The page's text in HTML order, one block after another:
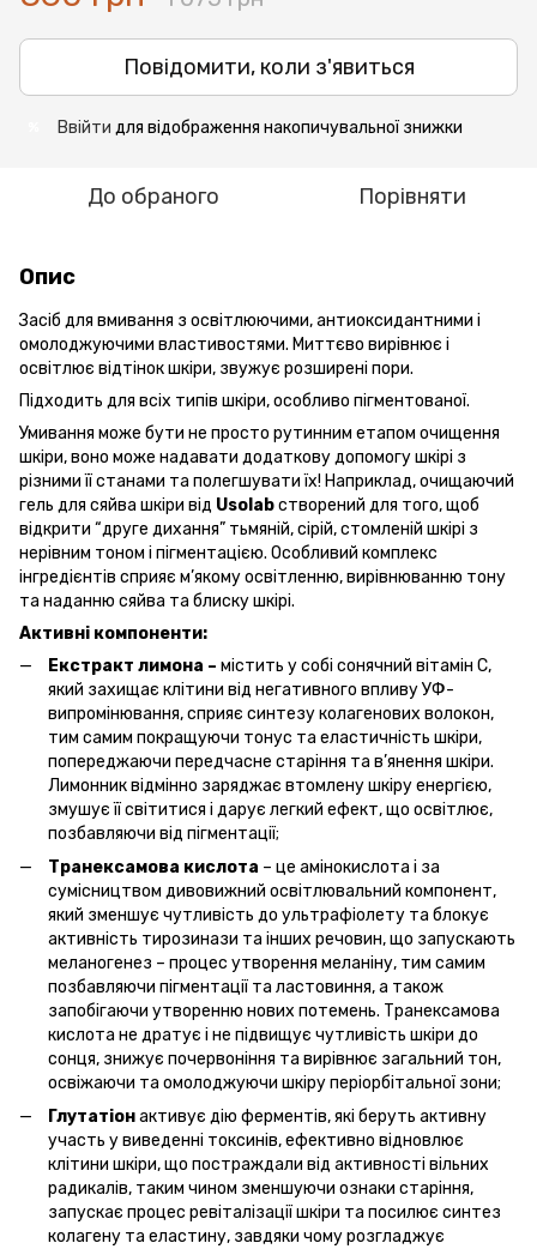
Повідомити, коли з'явиться
Ввійти для відображення накопичувальної знижки
До обраного Порівняти
Опис
Засіб для вмивання з освітлюючими, антиоксидантними і
омолоджуючими властивостями. Миттєво вирівнює і
освітлює відтінок шкіри, звужує розширені пори.
Підходить для всіх типів шкіри, особливо пігментованої.
Умивання може бути не просто рутинним етапом очищення
шкіри, воно може надавати додаткову допомогу шкірі з
різними її станами та полегшувати їх! Наприклад, очищаючий
гель для сяйва шкіри від Usolabстворений для того, щоб
відкрити “друге дихання” тьмяній, сірій, стомленій шкірі з
нерівним тоном і пігментацією. Особливий комплекс
інгредієнтів сприяє м’якому освітленню, вирівнюванню тону
та наданню сяйва та блиску шкірі.
Активні компоненти:
Екстракт лимона – містить у собі сонячний вітамін С,
який захищає клітини від негативного впливу УФ-
випромінювання, сприяє синтезу колагенових волокон,
тим самим покращуючи тонус та еластичність шкіри,
попереджаючи передчасне старіння та в’янення шкіри.
Лимонник відмінно заряджає втомлену шкіру енергією,
змушує її світитися і дарує легкий ефект, що освітлює,
позбавляючи від пігментації;
Транексамова кислота – це амінокислота і за
сумісництвом дивовижний освітлювальний компонент,
який зменшує чутливість до ультрафіолету та блокує
активність тирозинази та інших речовин, що запускають
меланогенез – процес утворення меланіну, тим самим
позбавляючи пігментації та ластовиння, а також
запобігаючи утворенню нових потемень. Транексамова
кислота не дратує і не підвищує чутливість шкіри до
сонця, знижує почервоніння та вирівнює загальний тон,
освіжаючи та омолоджуючи шкіру періорбітальної зони;
Глутатіонактивує дію ферментів, які беруть активну
участь у виведенні токсинів, ефективно відновлює
клітини шкіри, що постраждали від активності вільних
радикалів, таким чином зменшуючи ознаки старіння,
запускає процес ревіталізації шкіри та посилює синтез
колагену та еластину, завдяки чому розгладжує